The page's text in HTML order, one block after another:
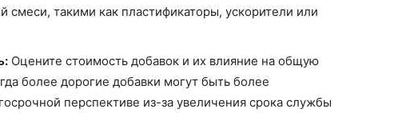
смеси, такими как пластификаторы, ускорители или
Оцените стоимость добавок и их влияние на общую
более дорогие добавки могут быть более
перспективе из-за увеличения срока службы